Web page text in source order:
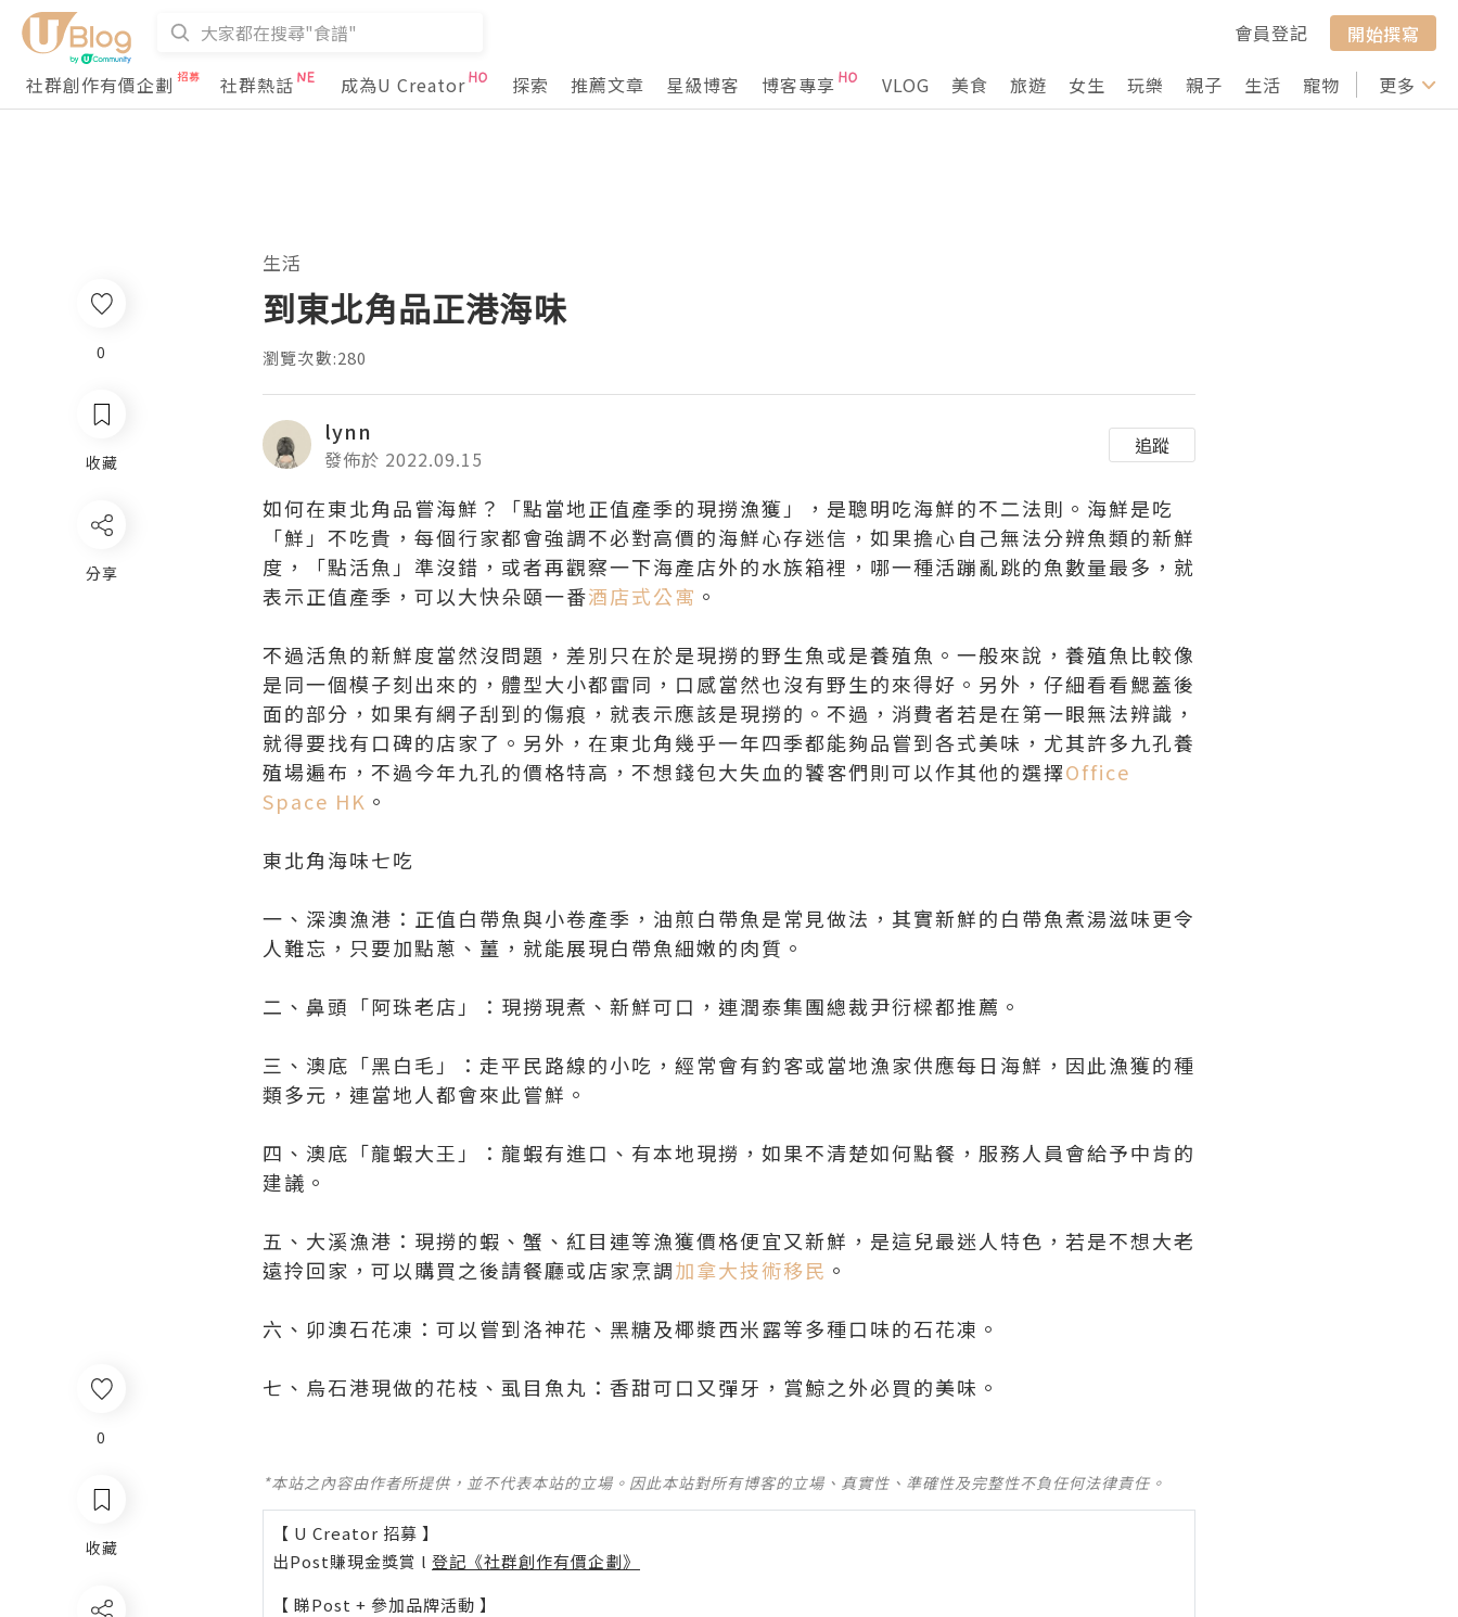
會員登記
開始撰寫
社群創作有價企劃
社群熱話 成為U Creator 探索 推薦文章 星級博客 博客專享 VLOG 美食 旅遊 女生 玩樂 親子 生活 寵物 行山 打卡
更多
0
收藏
生活
到東北角品正港海味
瀏覽次數:280
lynn
發佈於 2022.09.15
追蹤
如何在東北角品嘗海鮮？「點當地正值產季的現撈漁獲」，是聰明吃海鮮的不二法則。海鮮是吃
「鮮」不吃貴，每個行家都會強調不必對高價的海鮮心存迷信，如果擔心自己無法分辨魚類的新鮮
度，「點活魚」準沒錯，或者再觀察一下海產店外的水族箱裡，哪一種活蹦亂跳的魚數量最多，就
表示正值產季，可以大快朵頤一番酒店式公寓 。
不過活魚的新鮮度當然沒問題，差別只在於是現撈的野生魚或是養殖魚。一般來說，養殖魚比較像
是同一個模子刻出來的，體型大小都雷同，口感當然也沒有野生的來得好。另外，仔細看看鰓蓋後
面的部分，如果有網子刮到的傷痕，就表示應該是現撈的。不過，消費者若是在第一眼無法辨識，
就得要找有口碑的店家了。另外，在東北角幾乎一年四季都能夠品嘗到各式美味，尤其許多九孔養
殖場遍布，不過今年九孔的價格特高，不想錢包大失血的饕客們則可以作其他的選擇Office
Space HK 。
東北角海味七吃
一、深澳漁港：正值白帶魚與小卷產季，油煎白帶魚是常見做法，其實新鮮的白帶魚煮湯滋味更令
人難忘，只要加點蔥、薑，就能展現白帶魚細嫩的肉質。
二、鼻頭「阿珠老店」：現撈現煮、新鮮可口，連潤泰集團總裁尹衍樑都推薦。
三、澳底「黑白毛」：走平民路線的小吃，經常會有釣客或當地漁家供應每日海鮮，因此漁獲的種
類多元，連當地人都會來此嘗鮮。
四、澳底「龍蝦大王」：龍蝦有進口、有本地現撈，如果不清楚如何點餐，服務人員會給予中肯的
建議。
五、大溪漁港：現撈的蝦、蟹、紅目連等漁獲價格便宜又新鮮，是這兒最迷人特色，若是不想大老
遠拎回家，可以購買之後請餐廳或店家烹調加拿大技術移民 。
六、卯澳石花凍：可以嘗到洛神花、黑糖及椰漿西米露等多種口味的石花凍。
七、烏石港現做的花枝、虱目魚丸：香甜可口又彈牙，賞鯨之外必買的美味。
*本站之內容由作者所提供，並不代表本站的立場。因此本站對所有博客的立場、真實性、準確性及完整性不負任何法律責任。
【 U Creator 招募 】
出Post賺現金獎賞 l 登記《社群創作有價企劃》
【 睇Post + 參加品牌活動 】
0
收藏
分享